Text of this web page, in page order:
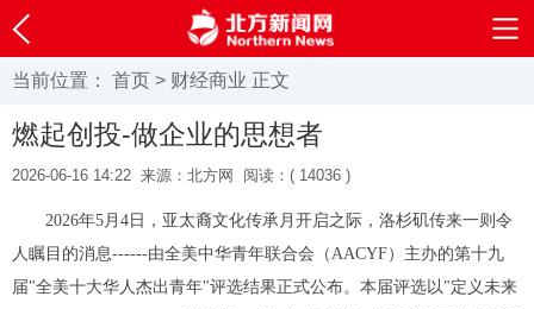
当前位置： 首页 > 财经商业 正文
燃起创投-做企业的思想者
2026-06-16 14:22 来源：北方网 阅读：( 14036 )
2026年5月4日，亚太裔文化传承月开启之际，洛杉矶传来一则令
人瞩目的消息------由全美中华青年联合会（AACYF）主办的第十九
届"全美十大华人杰出青年"评选结果正式公布。本届评选以"定义未来